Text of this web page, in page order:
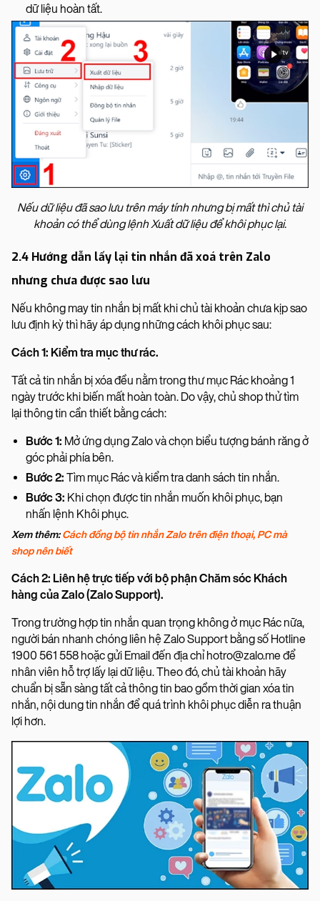
dữ liệu hoàn tất.
Nếu dữ liệu đã sao lưu trên máy tính nhưng bị mất thì chủ tài
khoản có thể dùng lệnh Xuất dữ liệu để khôi phục lại.
2.4 Hướng dẫn lấy lại tin nhắn đã xoá trên Zalo
nhưng chưa được sao lưu
Nếu không may tin nhắn bị mất khi chủ tài khoản chưa kịp sao
lưu định kỳ thì hãy áp dụng những cách khôi phục sau:
Cách 1: Kiểm tra mục thư rác.
Tất cả tin nhắn bị xóa đều nằm trong thư mục Rác khoảng 1
ngày trước khi biến mất hoàn toàn. Do vậy, chủ shop thử tìm
lại thông tin cần thiết bằng cách:
Bước 1: Mở ứng dụng Zalo và chọn biểu tượng bánh răng ở
góc phải phía bên.
Bước 2: Tìm mục Rác và kiểm tra danh sách tin nhắn.
Bước 3: Khi chọn được tin nhắn muốn khôi phục, bạn
nhấn lệnh Khôi phục.
Xem thêm:Cách đồng bộ tin nhắn Zalo trên điện thoại, PC mà
shop nên biết
Cách 2: Liên hệ trực tiếp với bộ phận Chăm sóc Khách
hàng của Zalo (Zalo Support).
Trong trường hợp tin nhắn quan trọng không ở mục Rác nữa,
người bán nhanh chóng liên hệ Zalo Support bằng số Hotline
1900 561 558 hoặc gửi Email đến địa chỉ hotro@zalo.me để
nhân viên hỗ trợ lấy lại dữ liệu. Theo đó, chủ tài khoản hãy
chuẩn bị sẵn sàng tất cả thông tin bao gồm thời gian xóa tin
nhắn, nội dung tin nhắn để quá trình khôi phục diễn ra thuận
lợi hơn.